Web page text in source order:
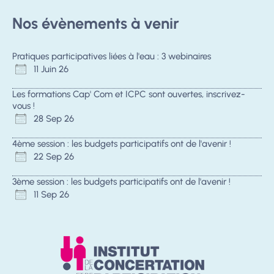
Nos évènements à venir
Pratiques participatives liées à l'eau : 3 webinaires
11 Juin 26
Les formations Cap' Com et ICPC sont ouvertes, inscrivez-
vous !
28 Sep 26
4ème session : les budgets participatifs ont de l'avenir !
22 Sep 26
3ème session : les budgets participatifs ont de l'avenir !
11 Sep 26